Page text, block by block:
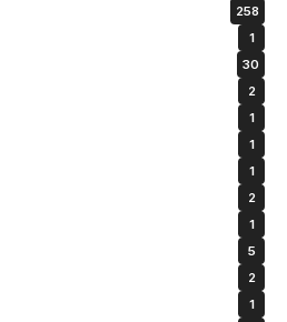
258
1
30
2
1
1
1
2
1
5
2
1